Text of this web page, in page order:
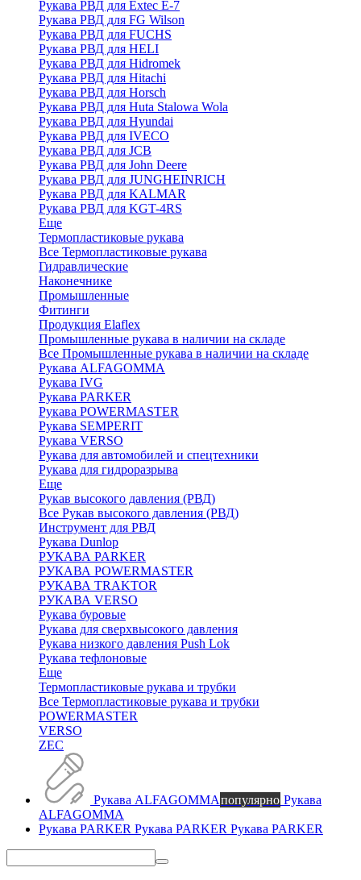
Рукава РВД для Extec E-7
Рукава РВД для FG Wilson
Рукава РВД для FUCHS
Рукава РВД для HELI
Рукава РВД для Hidromek
Рукава РВД для Hitachi
Рукава РВД для Horsch
Рукава РВД для Huta Stalowa Wola
Рукава РВД для Hyundai
Рукава РВД для IVECO
Рукава РВД для JCB
Рукава РВД для John Deere
Рукава РВД для JUNGHEINRICH
Рукава РВД для KALMAR
Рукава РВД для KGT-4RS
Еще
Термопластиковые рукава
Все Термопластиковые рукава
Гидравлические
Наконечнике
Промышленные
Фитинги
Продукция Elaflex
Промышленные рукава в наличии на складе
Все Промышленные рукава в наличии на складе
Рукава ALFAGOMMA
Рукава IVG
Рукава PARKER
Рукава POWERMASTER
Рукава SEMPERIT
Рукава VERSO
Рукава для автомобилей и спецтехники
Рукава для гидроразрыва
Еще
Рукав высокого давления (РВД)
Все Рукав высокого давления (РВД)
Инструмент для РВД
Рукава Dunlop
РУКАВА PARKER
РУКАВА POWERMASTER
РУКАВА TRAKTOR
РУКАВА VERSO
Рукава буровые
Рукава для сверхвысокого давления
Рукава низкого давления Push Lok
Рукава тефлоновые
Еще
Термопластиковые рукава и трубки
Все Термопластиковые рукава и трубки
POWERMASTER
VERSO
ZEC
Рукава ALFAGOMMAпопулярно Рукава
ALFAGOMMA
Рукава PARKER Рукава PARKER